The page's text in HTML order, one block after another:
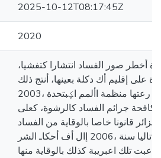
2025-10-12T08:17:45Z
2020
أخطر صور الفساد انتشارا كتفشيا،
على إقليم أك دكلة بعينها، أنتج ذلك
اتفاقية دك لية رعتها منظمة األمم اؼبتحدة ،2003
جرائم الفساد كالرشوة، كعلى
قانونا خاصا بالوقاية من الفساد
بداية ك مكافحتو تاليا سنة ،2006 إال أف أحكاـ الشر
تلك اعبريبة كذلك بالوقاية منها